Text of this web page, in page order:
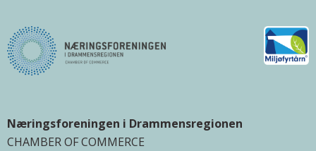
Næringsforeningen i Drammensregionen
CHAMBER OF COMMERCE